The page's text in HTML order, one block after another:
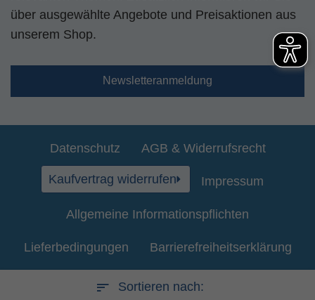
Sortieren nach:
über ausgewählte Angebote und Preisaktionen aus
unserem Shop.
Newsletteranmeldung
Datenschutz AGB & Widerrufsrecht
Kaufvertrag widerrufen Impressum
Allgemeine Informationspflichten
Lieferbedingungen Barrierefreiheitserklärung
Kontakt